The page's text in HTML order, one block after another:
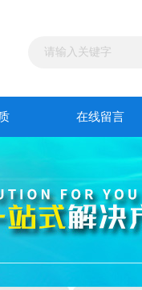
在线留言